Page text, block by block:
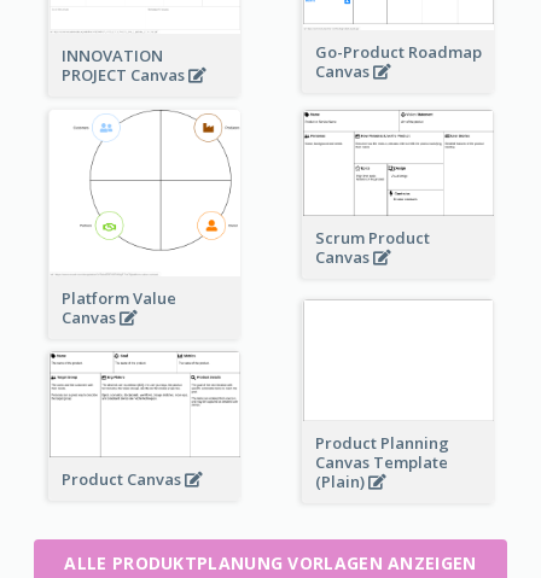
INNOVATION
PROJECT Canvas
Go-Product Roadmap
Canvas
Platform Value
Canvas
Scrum Product
Canvas
Product Planning
Canvas Template
(Plain)
Product Canvas
ALLE PRODUKTPLANUNG VORLAGEN ANZEIGEN